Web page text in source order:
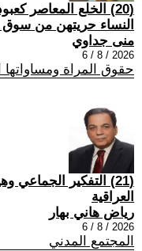
(20) الخلع المعاصر
النساء حريتهن من سوق
منى جداوي
2026 / 8 / 6
حقوق المراة ومساواتها
(21) التفكير الجماعي
العراقية
رياض هاني بهار
2026 / 8 / 6
المجتمع المدني